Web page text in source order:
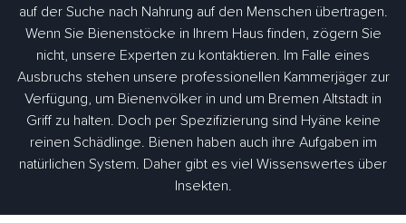
auf der Suche nach Nahrung auf den Menschen übertragen.
Wenn Sie Bienenstöcke in Ihrem Haus finden, zögern Sie
nicht, unsere Experten zu kontaktieren. Im Falle eines
Ausbruchs stehen unsere professionellen Kammerjäger zur
Verfügung, um Bienenvölker in und um Bremen Altstadt in
Griff zu halten. Doch per Spezifizierung sind Hyäne keine
reinen Schädlinge. Bienen haben auch ihre Aufgaben im
natürlichen System. Daher gibt es viel Wissenswertes über
Insekten.